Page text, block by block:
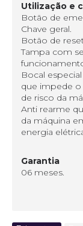
Utilização e
Botão de
Chave geral.
Botão de
Tampa com
Bocal
que impede o
de risco da
Anti rearme
da máquina
energia
Garantia
06 meses.